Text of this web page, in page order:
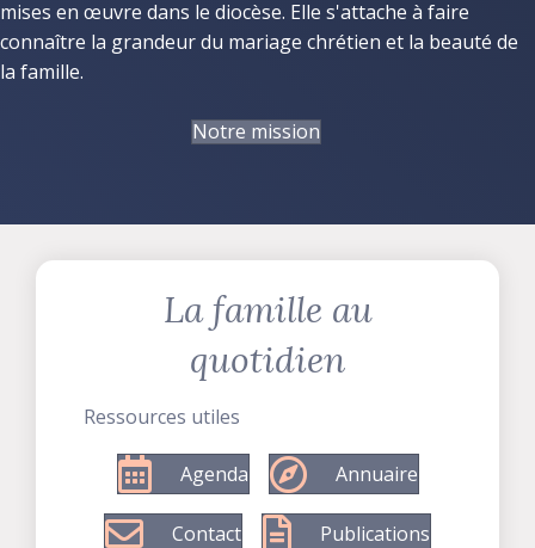
mises en œuvre dans le diocèse. Elle s'attache à faire
connaître la grandeur du mariage chrétien et la beauté de
la famille.
Notre mission
La famille au
quotidien
Ressources utiles
Agenda Annuaire
Contact Publications